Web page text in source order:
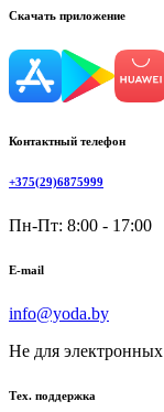
Скачать приложение
Контактный телефон
+375(29)6875999
Пн-Пт: 8:00 - 17:00
E-mail
info@yoda.by
Не для
Тех. поддержка